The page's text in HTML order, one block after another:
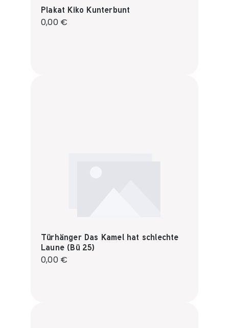
Plakat Kiko Kunterbunt
Regulärer Preis:
0,00 €
Türhänger Das Kamel hat schlechte
Laune (Bü 25)
Regulärer Preis:
0,00 €